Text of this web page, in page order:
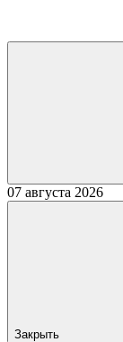
07 августа 2026
Закрыть